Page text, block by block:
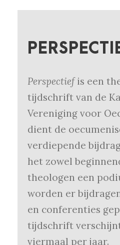
Perspectiefis een
tijdschrift van de
Vereniging voor
dient de
verdiepende
het zowel
theologen een
worden er
en conferenties
tijdschrift
viermaal per jaar.